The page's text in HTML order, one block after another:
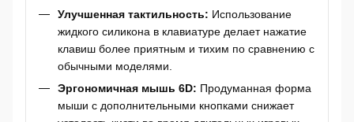
Улучшенная тактильность: Использование
жидкого силикона в клавиатуре делает нажатие
клавиш более приятным и тихим по сравнению с
обычными моделями.
Эргономичная мышь 6D: Продуманная форма
мыши с дополнительными кнопками снижает